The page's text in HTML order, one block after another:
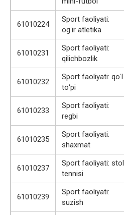
61010224
Sport faoliyati:
ogʻir atletika
61010231
Sport faoliyati:
qilichbozlik
61010232
Sport faoliyati: qoʻl
toʻpi
61010233
Sport faoliyati:
regbi
61010235
Sport faoliyati:
shaxmat
61010237
Sport faoliyati: stol
tennisi
61010239
Sport faoliyati:
suzish